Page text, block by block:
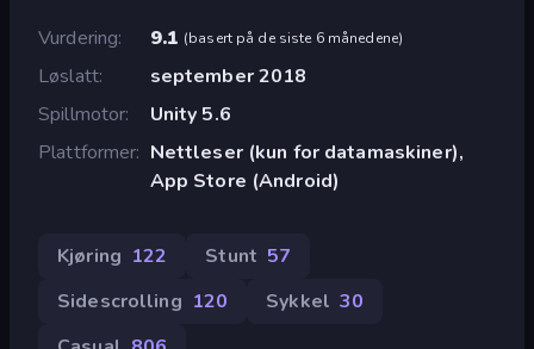
Vurdering 9.1 (basert på de siste 6 månedene)
Løslatt
september 2018
Spillmotor
Unity 5.6
Plattformer Nettleser (kun for datamaskiner),
App Store (Android)
Kjøring 122 Stunt 57
Sidescrolling 120 Sykkel 30